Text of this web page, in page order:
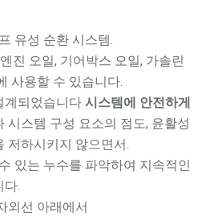
유성 순환 시스템.
진 오일, 기어박스 오일, 가솔린
사용할 수 있습니다.
계되었습니다 시스템에 안전하게
시스템 구성 요소의 점도, 윤활성
저하시키지 않으면서.
있는 누수를 파악하여 지속적인
다.
외선 아래에서